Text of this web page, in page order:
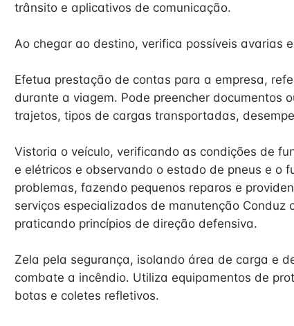
trânsito e aplicativos de comunicação.
Ao chegar ao destino, verifica possíveis avarias
Efetua prestação de contas para a empresa,
durante a viagem. Pode preencher documentos
trajetos, tipos de cargas transportadas,
Vistoria o veículo, verificando as condições de
e elétricos e observando o estado de pneus e o
problemas, fazendo pequenos reparos e
serviços especializados de manutenção Conduz
praticando princípios de direção defensiva.
Zela pela segurança, isolando área de carga e
combate a incêndio. Utiliza equipamentos de
botas e coletes refletivos.